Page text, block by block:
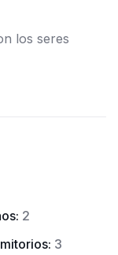
los seres
: 2
: 3